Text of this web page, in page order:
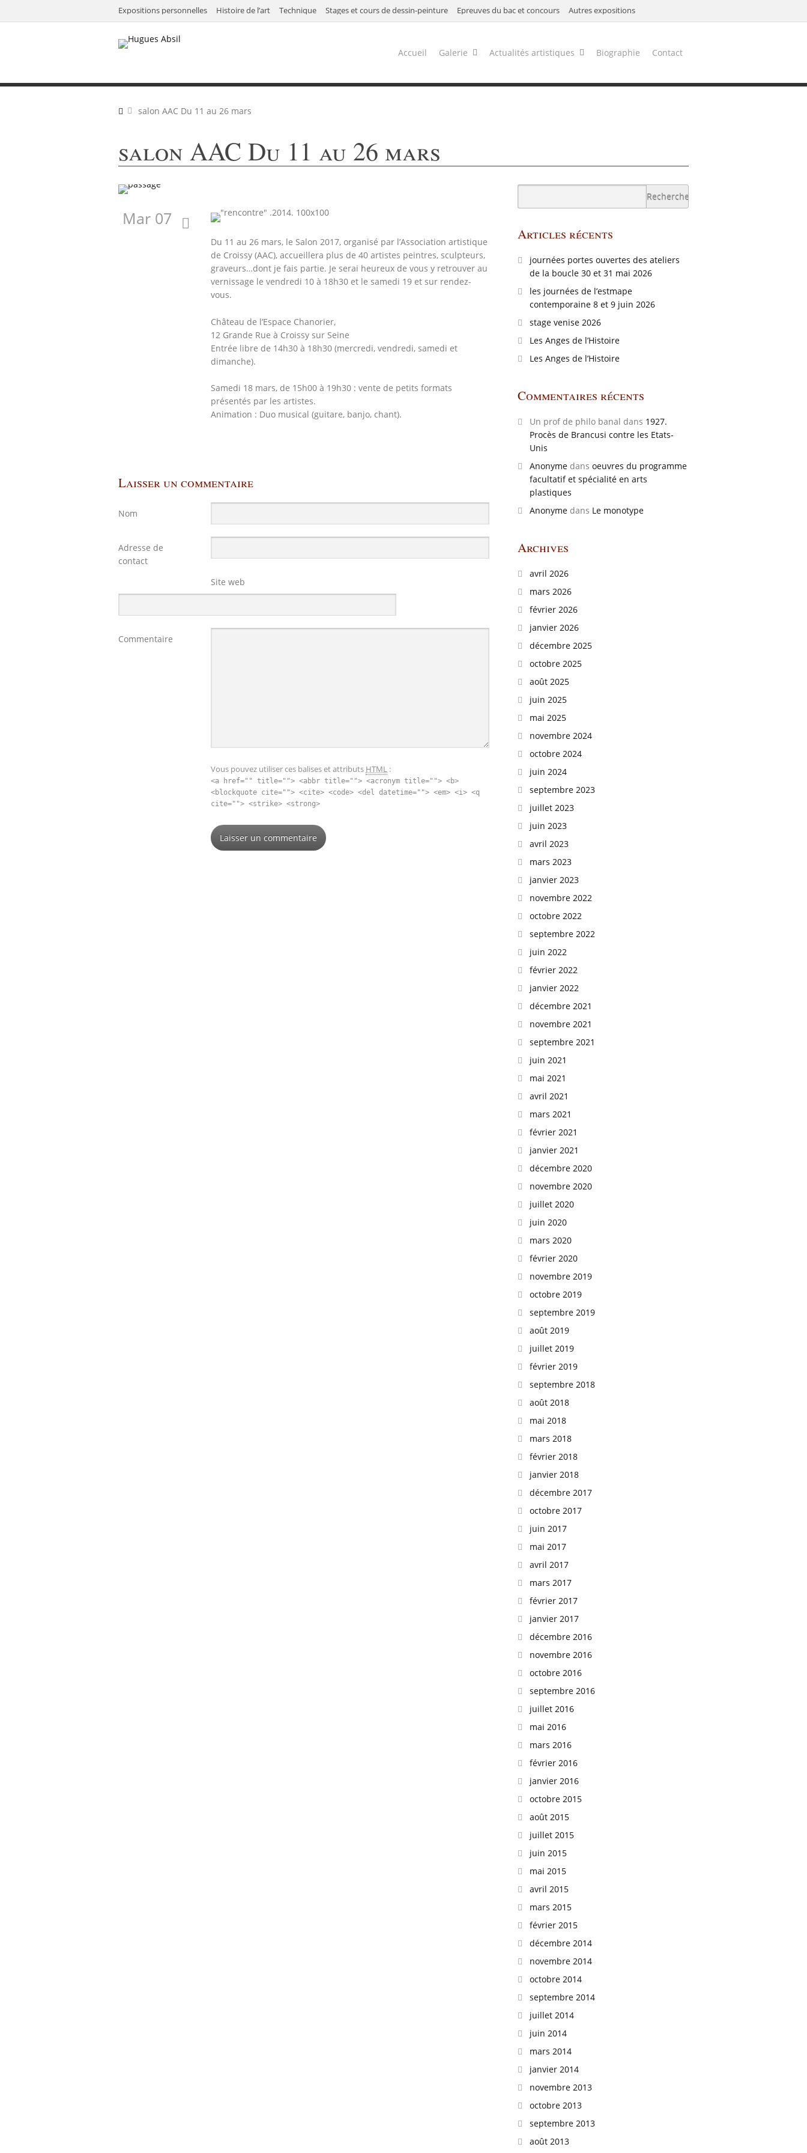
Expositions personnelles Histoire de l’art Technique Stages et cours de dessin-peinture Épreuves du bac et concours Autres expositions
Accueil Galerie Actualités artistiques Biographie Contact
salon AAC Du 11 au 26 mars
salon AAC Du 11 au 26 mars
Mar 07
Du 11 au 26 mars, le Salon 2017, organisé par l’Association artistique
de Croissy (AAC), accueillera plus de 40 artistes peintres, sculpteurs,
graveurs…dont je fais partie. Je serai heureux de vous y retrouver au
vernissage le vendredi 10 à 18h30 et le samedi 19 et sur rendez-
vous.
Château de l’Espace Chanorier,
12 Grande Rue à Croissy sur Seine
Entrée libre de 14h30 à 18h30 (mercredi, vendredi, samedi et
dimanche).
Samedi 18 mars, de 15h00 à 19h30 : vente de petits formats
présentés par les artistes.
Animation : Duo musical (guitare, banjo, chant).
Laisser un commentaire
Nom
Adresse de
contact
Site web
Commentaire
Vous pouvez utiliser ces balises et attributs HTML :
<a href="" title=""> <abbr title=""> <acronym title=""> <b>
<blockquote cite=""> <cite> <code> <del datetime=""> <em> <i> <q
cite=""> <strike> <strong>
Articles récents
journées portes ouvertes des ateliers
de la boucle 30 et 31 mai 2026
les journées de l’estmape
contemporaine 8 et 9 juin 2026
stage venise 2026
Les Anges de l’Histoire
Les Anges de l’Histoire
Commentaires récents
Un prof de philo banal dans 1927.
Procès de Brancusi contre les Etats-
Unis
Anonyme dans oeuvres du programme
facultatif et spécialité en arts
plastiques
Anonyme dans Le monotype
Archives
avril 2026
mars 2026
février 2026
janvier 2026
décembre 2025
octobre 2025
août 2025
juin 2025
mai 2025
novembre 2024
octobre 2024
juin 2024
septembre 2023
juillet 2023
juin 2023
avril 2023
mars 2023
janvier 2023
novembre 2022
octobre 2022
septembre 2022
juin 2022
février 2022
janvier 2022
décembre 2021
novembre 2021
septembre 2021
juin 2021
mai 2021
avril 2021
mars 2021
février 2021
janvier 2021
décembre 2020
novembre 2020
juillet 2020
juin 2020
mars 2020
février 2020
novembre 2019
octobre 2019
septembre 2019
août 2019
juillet 2019
février 2019
septembre 2018
août 2018
mai 2018
mars 2018
février 2018
janvier 2018
décembre 2017
octobre 2017
juin 2017
mai 2017
avril 2017
mars 2017
février 2017
janvier 2017
décembre 2016
novembre 2016
octobre 2016
septembre 2016
juillet 2016
mai 2016
mars 2016
février 2016
janvier 2016
octobre 2015
août 2015
juillet 2015
juin 2015
mai 2015
avril 2015
mars 2015
février 2015
décembre 2014
novembre 2014
octobre 2014
septembre 2014
juillet 2014
juin 2014
mars 2014
janvier 2014
novembre 2013
octobre 2013
septembre 2013
août 2013